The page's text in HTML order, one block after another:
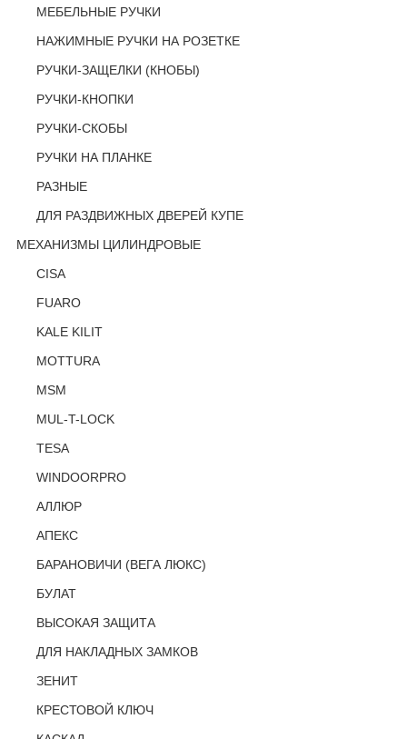
МЕБЕЛЬНЫЕ РУЧКИ
НАЖИМНЫЕ РУЧКИ НА РОЗЕТКЕ
РУЧКИ-ЗАЩЕЛКИ (КНОБЫ)
РУЧКИ-КНОПКИ
РУЧКИ-СКОБЫ
РУЧКИ НА ПЛАНКЕ
РАЗНЫЕ
ДЛЯ РАЗДВИЖНЫХ ДВЕРЕЙ КУПЕ
МЕХАНИЗМЫ ЦИЛИНДРОВЫЕ
CISA
FUARO
KALE KILIT
MOTTURA
MSM
MUL-T-LOCK
TESA
WINDOORPRO
АЛЛЮР
АПЕКС
БАРАНОВИЧИ (ВЕГА ЛЮКС)
БУЛАТ
ВЫСОКАЯ ЗАЩИТА
ДЛЯ НАКЛАДНЫХ ЗАМКОВ
ЗЕНИТ
КРЕСТОВОЙ КЛЮЧ